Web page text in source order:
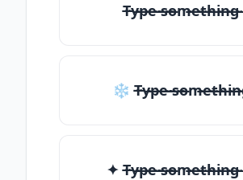
T̶̴y̶̴p̶̴e̶̴ ̶̴s̶̴o̶̴m̶̴e̶̴t̶̴h̶̴i̶̴n̶̴g̶̴
❄ T̶̴y̶̴p̶̴e̶̴
✦ T̶̴y̶̴p̶̴e̶̴